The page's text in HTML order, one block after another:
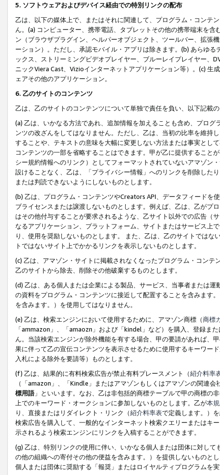
5. ソフトウェアおよびデバイス経由での特別リンクの配布
乙は、以下の媒体上で、またはそれに関連して、プログラム・コンテ
ん。(a) コンピューター、携帯電話、タブレットその他の携帯端末を
ン（ブラウザプラグイン、ヘルパーオブジェクト、ツールバー、拡張
ーション）。ただし、承認モバイル・アプリは除きます。(b) あらゆ
ックス、ストリーミングビデオプレイヤー、ブルーレイプレイヤー、
ニックViera Cast、Vizioインターネットアプリケーション等）。(c)
ェアその他のアプリケーション。
6. 乙のサイトのコンテンツ
乙は、乙のサイトのコンテンツについて単独で責任を負い、以下記載
(a) 乙は、いかなる方法であれ、追加情報を加えることも含め、プロ
ンツの改ざんをしてはなりません。ただし、乙は、当初の比率を維持
することや、テキストの意味を大幅に変更しない方法または事実とし
コンテンツの一部を省略することはできます。甲が乙に提供すること
シー規約情報へのリンク）としてフォーマットされていないアマゾン
設けることなく、乙は、「プライバシー情報」へのリンクを削除した
または判読できないようにしないものとします。
(b) 乙は、プログラム・コンテンツやCreators API、データフィード
ブライセンスまたは譲渡しないものとします。例えば、乙は、乙がプ
はその他付与することが要求されるような、乙サイト以外での広告（
なるアプリケーション、プラットフォーム、サイトまたはサービス上
り、使用を奨励しないものとします。 また、乙は、乙のサイトでは
トではないサイト上でかかるリンクを表示しないものとします。
(c) 乙は、アマゾン・サイトに掲載されなくなったプログラム・コン
乙のサイトから除去、削除その他破棄するものとします。
(d) 乙は、ある個人または企業による製品、サービス、当事者または
の資料をプログラム・コンテンツに接近して配置することを含みます
を含みます。）を使用してはなりません。
(e) 乙は、検索エンジンにおいて使用するために、アマゾン商標（商標
「ammazon」、「amaozn」および「kindel」など）を購入、登録ま
ん。当該検索エンジンが除外機能を有する場合、甲の要請があれば、
果に伴って乙の宣伝コンテンツを表示させるために使用するキーワー
入札による除外を要請等）ものとします。
(f) 乙は、結果的に有料検索広告が禁止有料プレースメント（紹介料率
（「amazon」、「Kindle」またはアマゾンもしくはアマゾンの関連
標用語」といいます。なお、乙は非包括的商標テーブルで甲の商標の
上でのキーワード・オークションに参加しないものとします。乙が本
り、直接またはリダイレクト・リンク（紹介料率表で定義します。）
検索広告を購入して、一般的なインターネット検索クエリーまたはキ
示されるよう検索エンジンにリンクを入稿することができます。
(g) 乙は、特別リンクの使用に伴い、いかなる個人または団体に対し
の他の組織への寄付その他の便益を含みます。）を提供しないものと
個人または団体に奨励する「報奨」またはロイヤルティプログラムを